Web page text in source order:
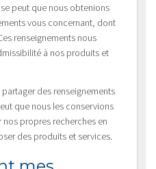
peut que nous obtenions
vous concernant, dont
renseignements nous
à nos produits et
des renseignements
que nous les conservions
propres recherches en
des produits et services.